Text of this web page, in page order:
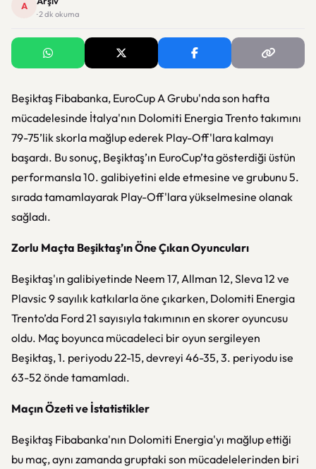
A
· 2 dk okuma
Beşiktaş Fibabanka, EuroCup A Grubu'nda son hafta
mücadelesinde İtalya'nın Dolomiti Energia Trento takımını
79-75’lik skorla mağlup ederek Play-Off'lara kalmayı
başardı. Bu sonuç, Beşiktaş’ın EuroCup’ta gösterdiği üstün
performansla 10. galibiyetini elde etmesine ve grubunu 5.
sırada tamamlayarak Play-Off'lara yükselmesine olanak
sağladı.
Zorlu Maçta Beşiktaş’ın Öne Çıkan Oyuncuları
Beşiktaş'ın galibiyetinde Neem 17, Allman 12, Sleva 12 ve
Plavsic 9 sayılık katkılarla öne çıkarken, Dolomiti Energia
Trento’da Ford 21 sayısıyla takımının en skorer oyuncusu
oldu. Maç boyunca mücadeleci bir oyun sergileyen
Beşiktaş, 1. periyodu 22-15, devreyi 46-35, 3. periyodu ise
63-52 önde tamamladı.
Maçın Özeti ve İstatistikler
Beşiktaş Fibabanka'nın Dolomiti Energia'yı mağlup ettiği
bu maç, aynı zamanda gruptaki son mücadelelerinden biri